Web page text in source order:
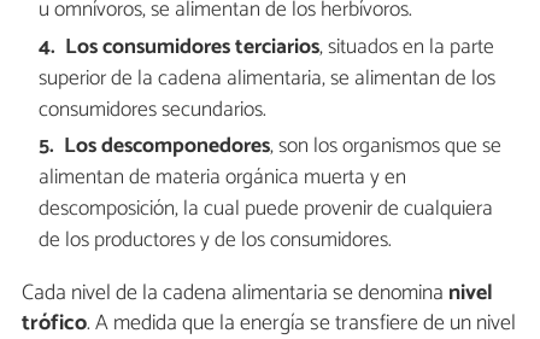
u omnívoros, se alimentan de los herbívoros.
Los consumidores terciarios, situados en la parte
superior de la cadena alimentaria, se alimentan de los
consumidores secundarios.
Los descomponedores, son los organismos que se
alimentan de materia orgánica muerta y en
descomposición, la cual puede provenir de cualquiera
de los productores y de los consumidores.
Cada nivel de la cadena alimentaria se denomina nivel
trófico. A medida que la energía se transfiere de un nivel